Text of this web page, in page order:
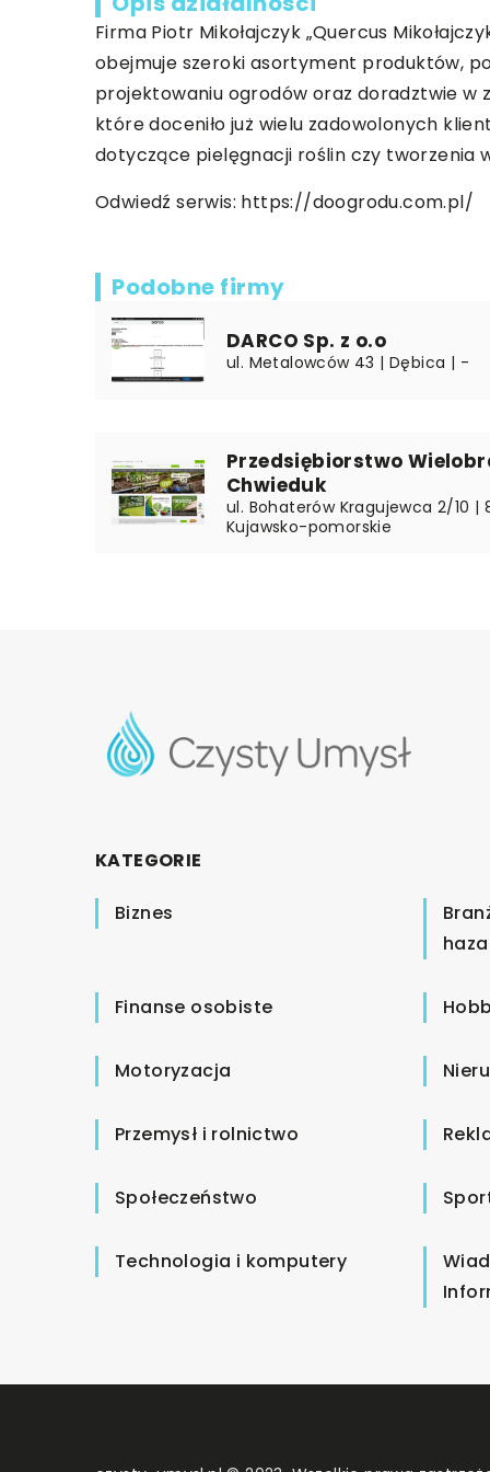
Firma Piotr Mikołajczyk „Quercus
obejmuje szeroki asortyment produktów,
projektowaniu ogrodów oraz doradztwie w
które doceniło już wielu zadowolonych
dotyczące pielęgnacji roślin czy tworzenia
Odwiedź serwis: https://doogrodu.com.pl/
Podobne firmy
DARCO Sp. z o.o
ul. Metalowców 43 | Dębica | -
Przedsiębiorstwo
Chwieduk
ul. Bohaterów Kragujewca 2/10 |
Kujawsko-pomorskie
KATEGORIE
Biznes
Finanse osobiste
Motoryzacja
Przemysł i rolnictwo
Społeczeństwo
Technologia i komputery